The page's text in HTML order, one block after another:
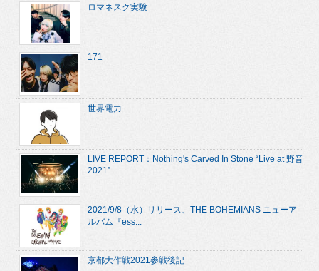
ロマネスク実験
171
世界電力
LIVE REPORT：Nothing's Carved In Stone “Live at 野音
2021”...
2021/9/8（水）リリース、THE BOHEMIANS ニューア
ルバム『ess...
京都大作戦2021参戦後記